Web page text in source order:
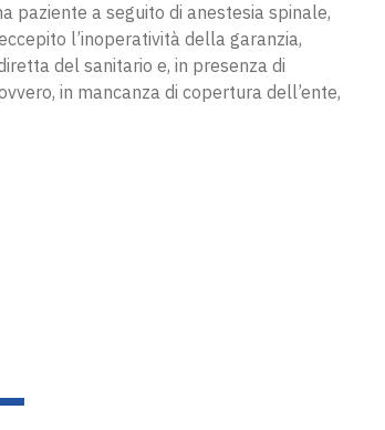
paziente a seguito di anestesia spinale,
l’inoperatività della garanzia,
del sanitario e, in presenza di
in mancanza di copertura dell’ente,